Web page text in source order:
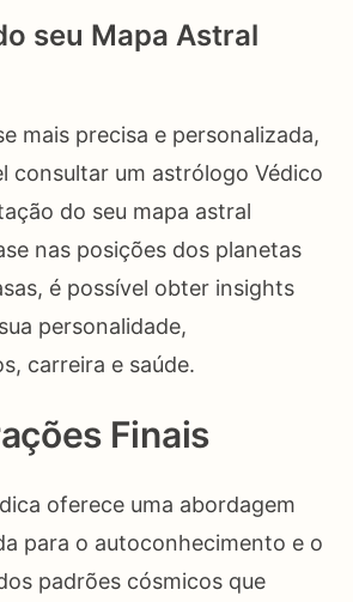
seu Mapa Astral
mais precisa e personalizada,
consultar um astrólogo Védico
do seu mapa astral
nas posições dos planetas
é possível obter insights
personalidade,
carreira e saúde.
Finais
oferece uma abordagem
para o autoconhecimento e o
padrões cósmicos que